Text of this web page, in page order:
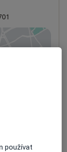
na pojišťovnu
používat